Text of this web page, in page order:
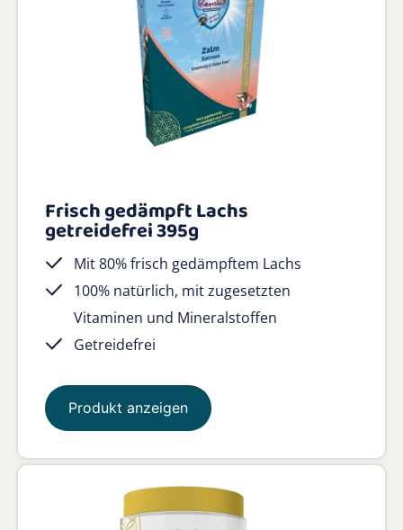
Frisch gedämpft Lachs
getreidefrei 395g
Mit 80% frisch gedämpftem Lachs
100% natürlich, mit zugesetzten
Vitaminen und Mineralstoffen
Getreidefrei
Produkt anzeigen